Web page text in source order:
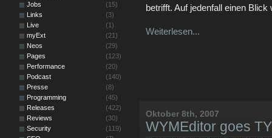
betrifft. Auf jedenfall einen
Weiterlesen...
Oktober 8th, 2007
WYMEditor goes
Jobs
(15)
Links
(3)
Live
(1)
myExt
(21)
Neos
(29)
Pages
(123)
Performance
(20)
Podcast
(140)
Presse
(8)
Programming
(45)
Releases
(422)
Reviews
(30)
Security
(119)